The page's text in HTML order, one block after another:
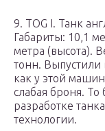
9. TOG I. Танк
Габариты: 10,1
метра (высота).
тонн. Выпустили
как у этой
слабая броня. То
разработке
технологии.